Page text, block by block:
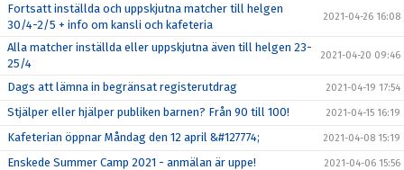
Fortsatt inställda och uppskjutna matcher till helgen
30/4-2/5 + info om kansli och kafeteria
2021-04-26 16:08
Alla matcher inställda eller uppskjutna även till helgen 23-
25/4
2021-04-20 09:46
Dags att lämna in begränsat registerutdrag 2021-04-19 17:54
Stjälper eller hjälper publiken barnen? Från 90 till 100! 2021-04-15 16:19
Kafeterian öppnar Måndag den 12 april &#127774; 2021-04-08 15:19
Enskede Summer Camp 2021 - anmälan är uppe! 2021-04-06 15:56